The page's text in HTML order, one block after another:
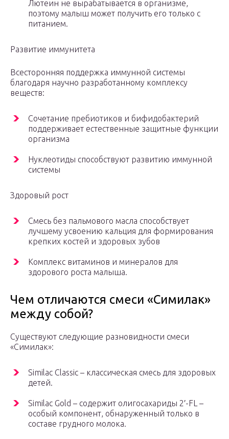
Лютеин не вырабатывается в организме,
поэтому малыш может получить его только с
питанием.
Развитие иммунитета
Всесторонняя поддержка иммунной системы
благодаря научно разработанному комплекcу
веществ:
Сочетание пребиотиков и бифидобактерий
поддерживает естественные защитные функции
организма
Нуклеотиды способствуют развитию иммунной
системы
Здоровый рост
Смесь без пальмового масла способствует
лучшему усвоению кальция для формирования
крепких костей и здоровых зубов
Комплекс витаминов и минералов для
здорового роста малыша.
Чем отличаются смеси «Симилак»
между собой?
Существуют следующие разновидности смеси
«Симилак»:
Similac Classic – классическая смесь для здоровых
детей.
Similac Gold – содержит олигосахариды 2′-FL –
особый компонент, обнаруженный только в
составе грудного молока.